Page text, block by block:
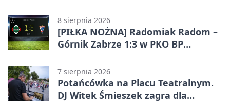
8 sierpnia 2026
[PIŁKA NOŻNA] Radomiak Radom –
Górnik Zabrze 1:3 w PKO BP
Federico dał zabrzanom zwycięstwo
7 sierpnia 2026
Potańcówka na Placu Teatralnym.
DJ Witek Śmieszek zagra dla